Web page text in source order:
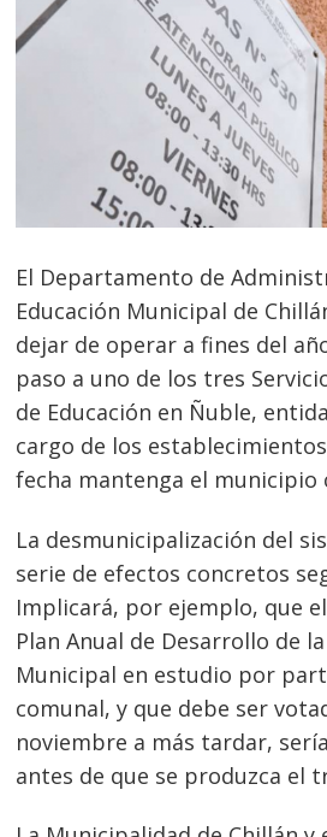
El Departamento de
Educación Municipal de
dejar de operar a fines del
paso a uno de los tres
de Educación en Ñuble,
cargo de los
fecha mantenga el municipio
La desmunicipalización del
serie de efectos concretos
Implicará, por ejemplo, que
Plan Anual de Desarrollo de
Municipal en estudio por
comunal, y que debe ser
noviembre a más tardar,
antes de que se produzca el